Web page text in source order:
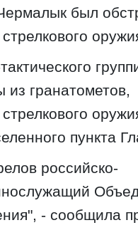
был
из гранатометов,
пункта
российско-
- сообщила